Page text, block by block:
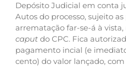
Depósito Judicial em conta
Autos do processo, sujeito
arrematação far-se-á à
caput do CPC. Fica
pagamento incial (e
cento) do valor lançado,